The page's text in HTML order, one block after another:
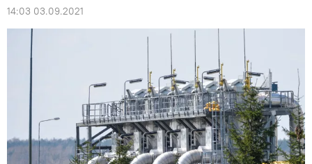
14:03 03.09.2021